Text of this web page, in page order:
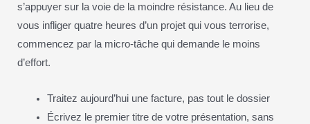
s’appuyer sur la voie de la moindre résistance. Au lieu de
vous infliger quatre heures d’un projet qui vous terrorise,
commencez par la micro-tâche qui demande le moins
d’effort.
Traitez aujourd’hui une facture, pas tout le dossier
Écrivez le premier titre de votre présentation, sans